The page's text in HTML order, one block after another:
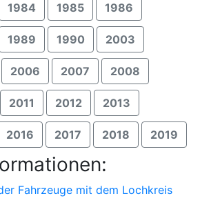
1984 1985 1986
1989 1990 2003
2006 2007 2008
2011 2012 2013
2016 2017 2018 2019
Fahrzeuge mit dem Lochkreis